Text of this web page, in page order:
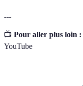
---
📺 Pour aller plus loin :
YouTube